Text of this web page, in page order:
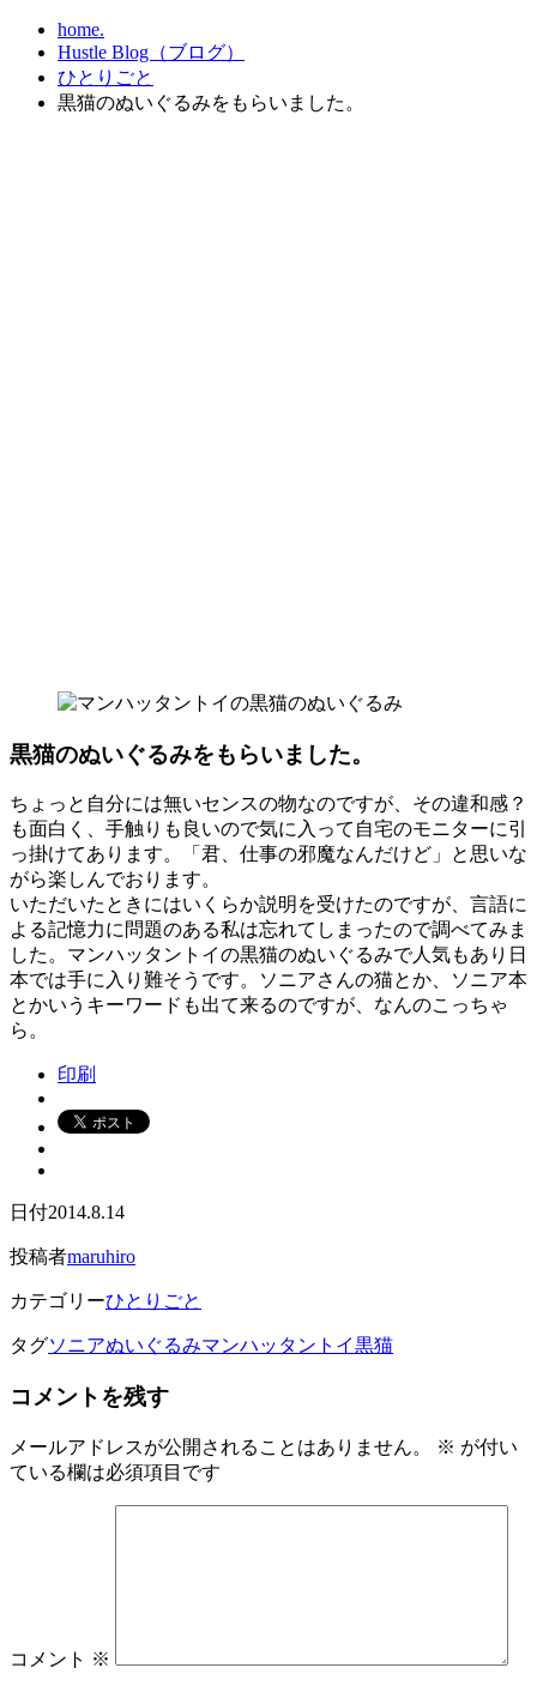
home.
Hustle Blog（ブログ）
ひとりごと
黒猫のぬいぐるみをもらいました。
黒猫のぬいぐるみをもらいました。
ちょっと自分には無いセンスの物なのですが、その違和感？
も面白く、手触りも良いので気に入って自宅のモニターに引
っ掛けてあります。「君、仕事の邪魔なんだけど」と思いな
がら楽しんでおります。
いただいたときにはいくらか説明を受けたのですが、言語に
よる記憶力に問題のある私は忘れてしまったので調べてみま
した。マンハッタントイの黒猫のぬいぐるみで人気もあり日
本では手に入り難そうです。ソニアさんの猫とか、ソニア本
とかいうキーワードも出て来るのですが、なんのこっちゃ
ら。
印刷
日付2014.8.14
投稿者maruhiro
カテゴリーひとりごと
タグソニアぬいぐるみマンハッタントイ黒猫
コメントを残す
メールアドレスが公開されることはありません。 ※ が付い
ている欄は必須項目です
コメント ※